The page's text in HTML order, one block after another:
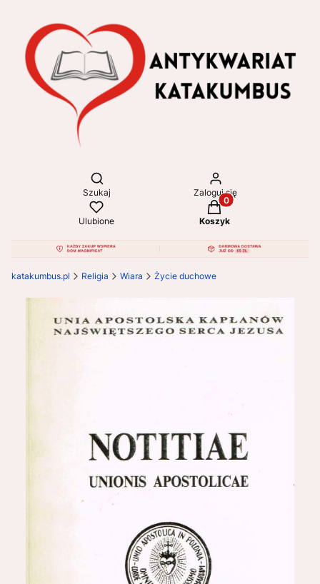
Otwórz wyszukiwarkę
Szukaj Zaloguj się
Ulubione
Produkty w koszyku:
Koszyk
katakumbus.pl Religia Wiara Życie duchowe